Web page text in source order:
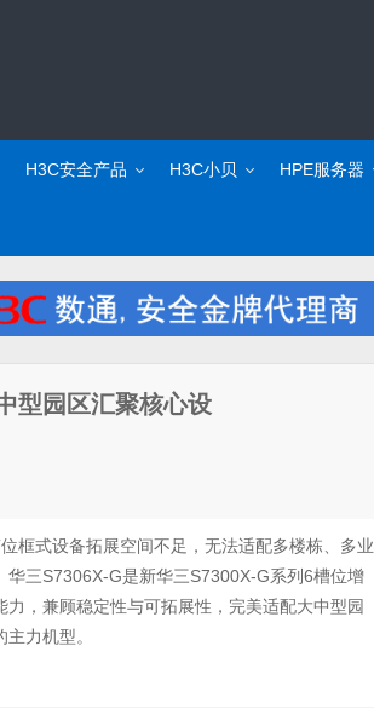
H3C安全产品 H3C小贝 HPE服务器
型园区汇聚核心设
框式设备拓展空间不足，无法适配多楼栋、多业
三S7306X-G是新华三S7300X-G系列6槽位增
，兼顾稳定性与可拓展性，完美适配大中型园
力机型。